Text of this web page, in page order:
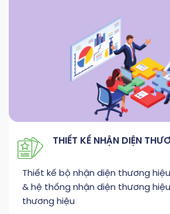
THIẾT KẾ NHẬN DIỆN
Thiết kế bộ nhận diện thương
& hệ thống nhận diện thương
thương hiệu